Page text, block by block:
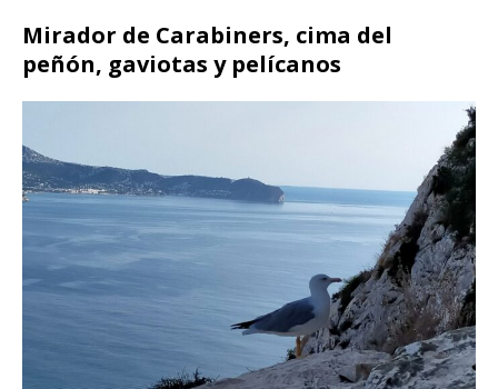
Mirador de Carabiners, cima del
peñón, gaviotas y pelícanos